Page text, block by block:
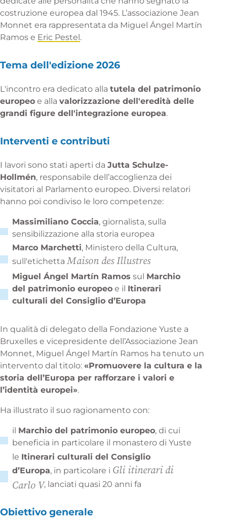
costruzione europea dal 1945. L’associazione Jean
Monnet era rappresentata da Miguel Ángel Martín
Ramos e Eric Pestel.
Tema dell'edizione 2026
L'incontro era dedicato alla tutela del patrimonio
europeo e alla valorizzazione dell'eredità delle
grandi figure dell'integrazione europea.
Interventi e contributi
I lavori sono stati aperti da Jutta Schulze-
Hollmén, responsabile dell’accoglienza dei
visitatori al Parlamento europeo. Diversi relatori
hanno poi condiviso le loro competenze:
Massimiliano Coccia, giornalista, sulla
sensibilizzazione alla storia europea
Marco Marchetti, Ministero della Cultura,
sull'etichetta Maison des Illustres
Miguel Ángel Martín Ramos sul Marchio
del patrimonio europeo e il Itinerari
culturali del Consiglio d’Europa
In qualità di delegato della Fondazione Yuste a
Bruxelles e vicepresidente dell’Associazione Jean
Monnet, Miguel Ángel Martín Ramos ha tenuto un
intervento dal titolo: «Promuovere la cultura e la
storia dell’Europa per rafforzare i valori e
l’identità europei».
Ha illustrato il suo ragionamento con:
il Marchio del patrimonio europeo, di cui
beneficia in particolare il monastero di Yuste
le Itinerari culturali del Consiglio
d’Europa, in particolare i Gli itinerari di
Carlo V, lanciati quasi 20 anni fa
Obiettivo generale